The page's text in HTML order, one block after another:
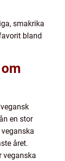
smakrika
bland
en stor
året.
veganska